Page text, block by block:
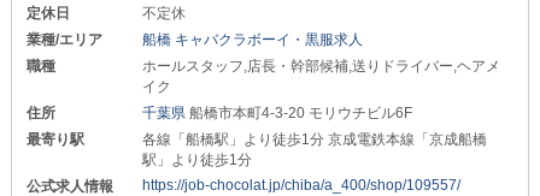
定休日
不定休
業種/エリア
船橋 キャバクラボーイ・黒服求人
職種
ホールスタッフ,店長・幹部候補,送りドライバー,ヘアメ
イク
住所
千葉県船橋市本町4-3-20 モリウチビル6F
最寄り駅
各線「船橋駅」より徒歩1分 京成電鉄本線「京成船橋
駅」より徒歩1分
公式求人情報
https://job-chocolat.jp/chiba/a_400/shop/109557/